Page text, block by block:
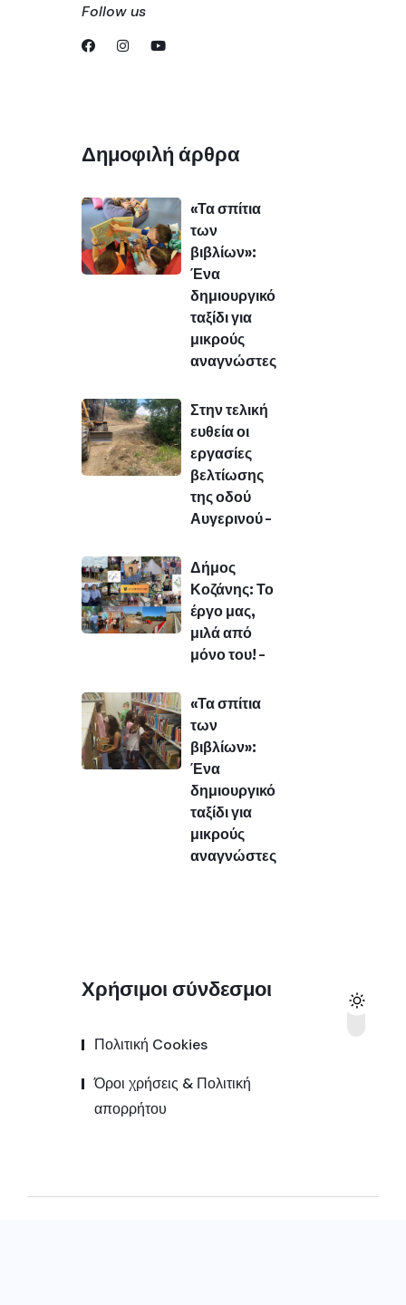
Follow us
Δημοφιλή άρθρα
«Τα σπίτια
των
βιβλίων»:
Ένα
δημιουργικό
ταξίδι για
μικρούς
αναγνώστες
Στην τελική
ευθεία οι
εργασίες
βελτίωσης
της οδού
Αυγερινού –
Δήμος
Κοζάνης: Το
έργο μας,
μιλά από
μόνο του! –
«Τα σπίτια
των
βιβλίων»:
Ένα
δημιουργικό
ταξίδι για
μικρούς
αναγνώστες
Χρήσιμοι σύνδεσμοι
Πολιτική Cookies
Όροι χρήσεις & Πολιτική
απορρήτου